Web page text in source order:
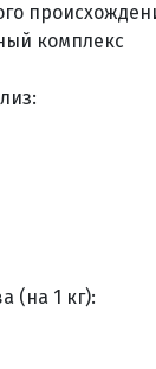
комплекс
(на 1 кг):